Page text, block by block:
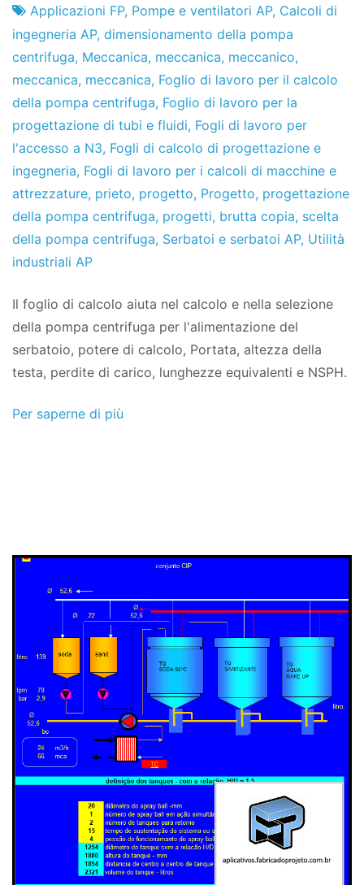
Fabbrica
di
progetti
31
il
dicembre
de
2019
Applicazioni FP, Pompe e ventilatori AP, Calcoli di
ingegneria AP, dimensionamento della pompa
centrifuga, Meccanica, meccanica, meccanico,
meccanica, meccanica, Foglio di lavoro per il calcolo
della pompa centrifuga, Foglio di lavoro per la
progettazione di tubi e fluidi, Fogli di lavoro per
l'accesso a N3, Fogli di calcolo di progettazione e
ingegneria, Fogli di lavoro per i calcoli di macchine e
attrezzature, prieto, progetto, Progetto, progettazione
della pompa centrifuga, progetti, brutta copia, scelta
della pompa centrifuga, Serbatoi e serbatoi AP, Utilità
industriali AP
Il foglio di calcolo aiuta nel calcolo e nella selezione
della pompa centrifuga per l'alimentazione del
serbatoio, potere di calcolo, Portata, altezza della
testa, perdite di carico, lunghezze equivalenti e NSPH.
Per saperne di più